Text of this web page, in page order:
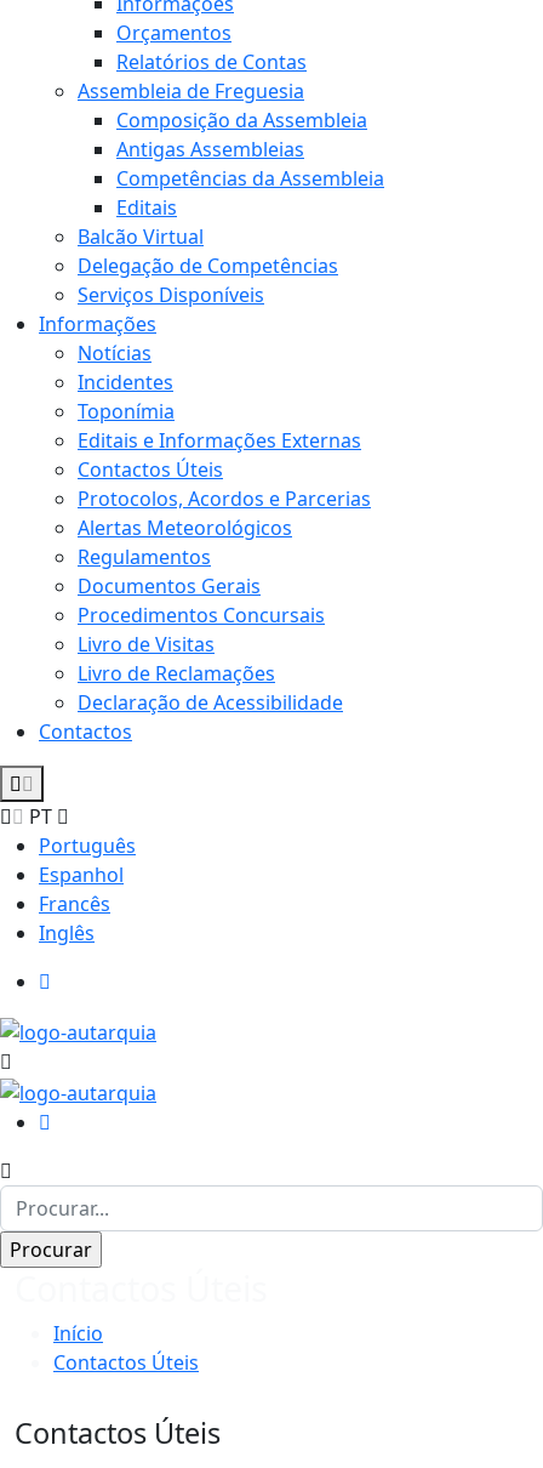
Orçamentos
Relatórios de Contas
Assembleia de Freguesia
Composição da Assembleia
Antigas Assembleias
Competências da Assembleia
Editais
Balcão Virtual
Delegação de Competências
Serviços Disponíveis
Informações
Notícias
Incidentes
Toponímia
Editais e Informações Externas
Contactos Úteis
Protocolos, Acordos e Parcerias
Alertas Meteorológicos
Regulamentos
Documentos Gerais
Procedimentos Concursais
Livro de Visitas
Livro de Reclamações
Declaração de Acessibilidade
Contactos
PT
Português
Espanhol
Francês
Inglês
Início
Contactos Úteis
Contactos Úteis